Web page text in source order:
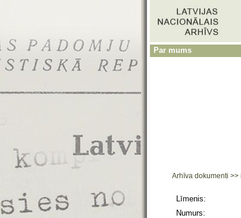
Par mums
Arhīva dokumenti >>
Līmenis:
Numurs: